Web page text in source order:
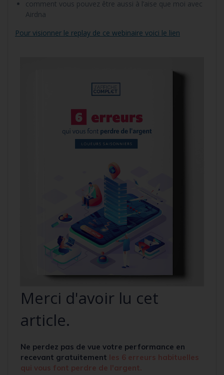
comment vous pouvez être aussi à l’aise que moi avec
Airdna
Pour visionner le replay de ce webinaire voici le lien
Merci d'avoir lu cet
article.
Ne perdez pas de vue votre performance en
recevant gratuitement les 6 erreurs habituelles
qui vous font perdre de l'argent.